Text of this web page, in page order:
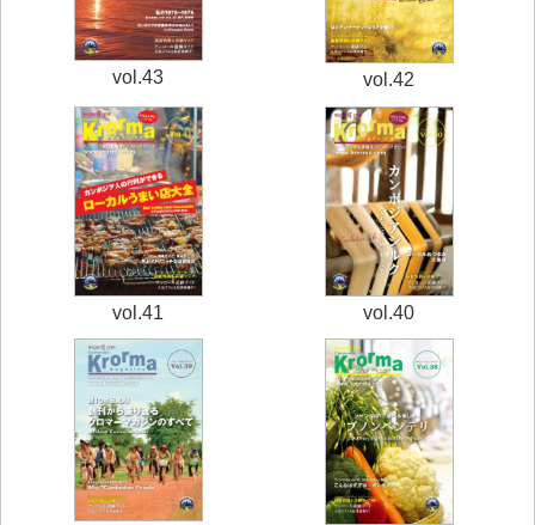
vol.43 vol.42
vol.41 vol.40